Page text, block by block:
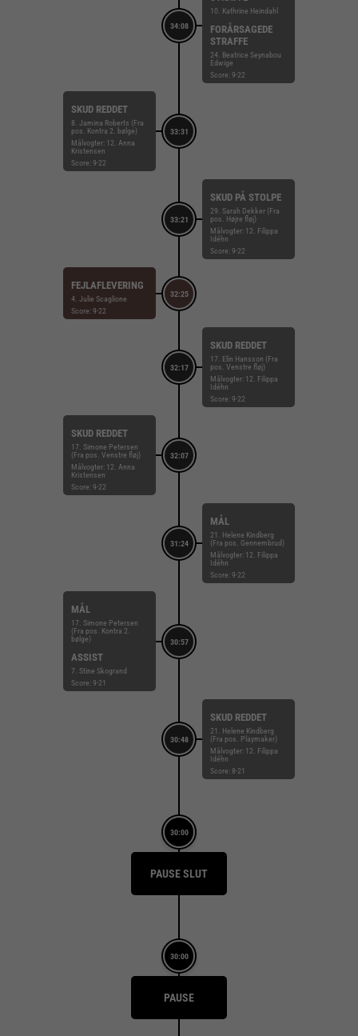
34:08
10. Kathrine Heindahl
FORÅRSAGEDE
STRAFFE
24. Beatrice Seynabou
Edwige
Score: 9-22
33:31
SKUD REDDET
8. Jamina Roberts (Fra
pos. Kontra 2. bølge)
Målvogter: 12. Anna
Kristensen
Score: 9-22
33:21
SKUD PÅ STOLPE
29. Sarah Dekker (Fra
pos. Højre fløj)
Målvogter: 12. Filippa
Idéhn
Score: 9-22
32:25
FEJLAFLEVERING
4. Julie Scaglione
Score: 9-22
32:17
SKUD REDDET
17. Elin Hansson (Fra
pos. Venstre fløj)
Målvogter: 12. Filippa
Idéhn
Score: 9-22
32:07
SKUD REDDET
17. Simone Petersen
(Fra pos. Venstre fløj)
Målvogter: 12. Anna
Kristensen
Score: 9-22
31:24
MÅL
21. Helene Kindberg
(Fra pos. Gennembrud)
Målvogter: 12. Filippa
Idéhn
Score: 9-22
30:57
MÅL
17. Simone Petersen
(Fra pos. Kontra 2.
bølge)
ASSIST
7. Stine Skogrand
Score: 9-21
30:48
SKUD REDDET
21. Helene Kindberg
(Fra pos. Playmaker)
Målvogter: 12. Filippa
Idéhn
Score: 8-21
30:00
PAUSE SLUT
30:00
PAUSE